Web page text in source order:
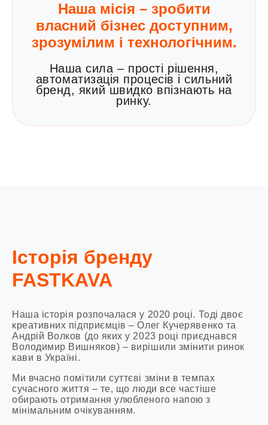
Наша місія – зробити
власний бізнес доступним,
зрозумілим і технологічним.
Наша сила – прості рішення,
автоматизація процесів і сильний
бренд, який швидко впізнають на
ринку.
Історія бренду
FASTKAVA
Наша історія розпочалася у 2020 році. Тоді двоє
креативних підприємців – Олег Кучерявенко та
Андрій Волков (до яких у 2023 році приєднався
Володимир Вишняков) – вирішили змінити ринок
кави в Україні.
Ми вчасно помітили суттєві зміни в темпах
сучасного життя – те, що люди все частіше
обирають отримання улюбленого напою з
мінімальним очікуванням.